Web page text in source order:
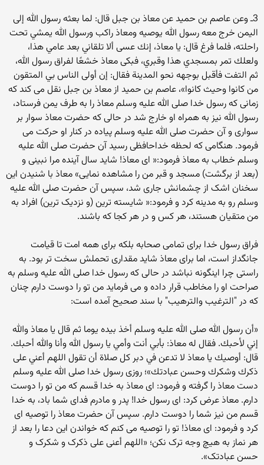
3ـ وعن عاصم بن حميد عن معاذ بن جبل قال: لما بعثه رسول الله إلى
اليمن خرج معه رسول الله يوصيه ومعاذ راكب ورسول الله يمشي تحت
راحلته، فلما فرغ قال: يا معاذ، إنك عسى ألا تلقاني بعد عامي هذا،
ولعلك تمر بمسجدي هذا وقبري، فبكى معاذ خشعًا لفراق رسول الله،
ثم التفت فأقبل بوجهه نحو المدينة فقال: إن أولى الناس بي المتقون
من كانوا وحيث كانوا»، عاصم بن حمید از معاذ بن جبل نقل می کند که
زمانی که رسول خدا صلی الله علیه وسلم معاذ را به طرف یمن فرستاد،
رسول الله نیز به همراه او خارج شد در حالی که حضرت معاذ سوار بر
سواری و آن حضرت صلی الله علیه وسلم پیاده در کنار او حرکت می
فرمود. هنگامی که لحظه خداحافظی رسید آن حضرت صلی الله علیه
وسلم خطاب به معاذ فرمود:« ای معاذ! شاید سال آینده مرا نبینی و
(بعد از برگشت) مسجد و قبر من را مشاهده نمایی» معاذ با شنیدن این
سخنان اشک از چشمانش جاری شد، سپس آن حضرت صلی الله علیه
وسلم رو به مدینه کرد و فرمود:« شایسته ترین (و نزدیک ترین) افراد به
من متقیان هستند، هر کس و در هر کجا که باشند.
فراق رسول خدا برای تمامی صحابه بلکه برای همه امت تا قیامت
جانگداز است، اما برای معاذ شاید مقداری تحملش سخت تر بود. به
راستی چرا اینگونه نباشد در حالی که رسول خدا صلی الله علیه وسلم به
صراحت او را مخاطب قرار داده و می فرماید من تو را دوست دارم چنان
که در "الترغیب والترهیب" با سند صحیح آمده است:
«أن رسول الله صلى الله عليه وسلم أخذ بيده يوما ثم قال يا معاذ والله
إني لأحبك. فقال له معاذ: بأبي أنت وأمي يا رسول الله وأنا والله أحبك.
قال: أوصيك يا معاذ لا تدعن في دبر كل صلاة أن تقول اللهم أعني على
ذكرك وشكرك وحسن عبادتك»؛ روزی رسول خدا صلی الله علیه وسلم
دست معاذ را گرفته و فرمود: ای معاذ به خدا قسم که من تو را دوست
دارم. معاذ عرض کرد: ای رسول خدا! پدر و مادرم فدای شما باد، به خدا
قسم من نیز شما را دوست دارم. سپس آن حضرت معاذ را توصیه ای
کرد و فرمود: ای معاذ! تو را توصیه می کنم که خواندن این دعا را بعد از
هر نماز به هیچ وجه ترک نکن؛ «اللهم أعنی علی ذکرک و شکرک و
حسن عبادتک».